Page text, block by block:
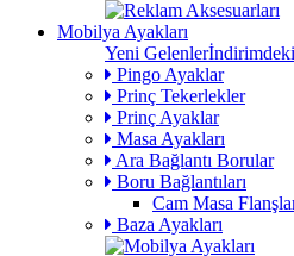
Mobilya Ayakları
Yeni Gelenler
Pingo Ayaklar
Prinç Tekerlekler
Prinç Ayaklar
Masa Ayakları
Ara Bağlantı Borular
Boru Bağlantıları
Cam Masa
Baza Ayakları